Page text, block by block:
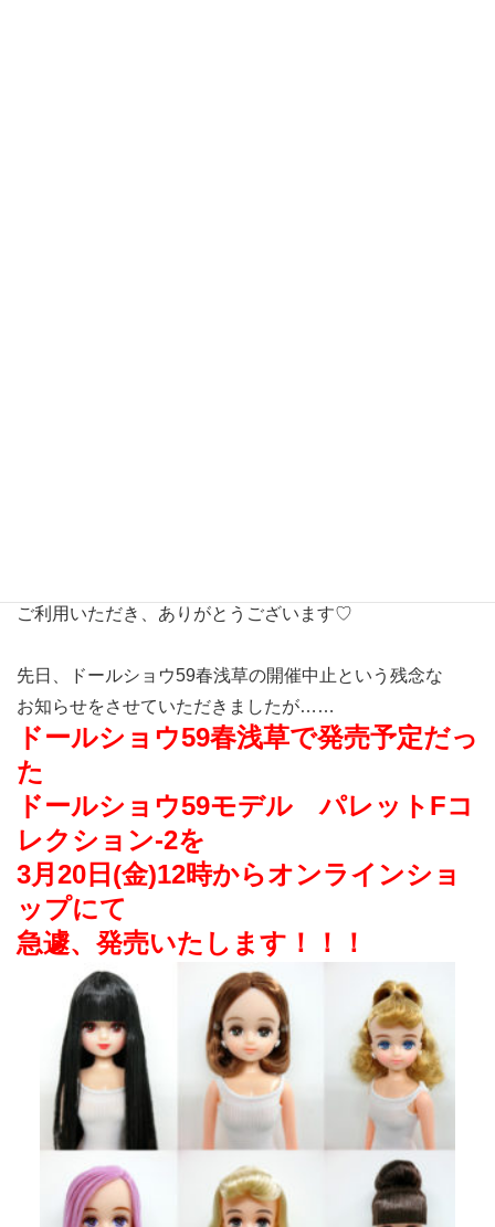
ご利用いただき、ありがとうございます♡
先日、ドールショウ59春浅草の開催中止という残念な
お知らせをさせていただきましたが……
ドールショウ59春浅草で発売予定だっ
た
ドールショウ59モデル パレットFコ
レクション-2を
3月20日(金)12時からオンラインショ
ップにて
急遽、発売いたします！！！